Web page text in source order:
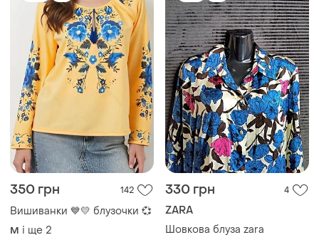
350 грн 142
Вишиванки 💙💛 блузочки 💞
M і ще 2
330 грн 4
ZARA
Шовкова блуза zara